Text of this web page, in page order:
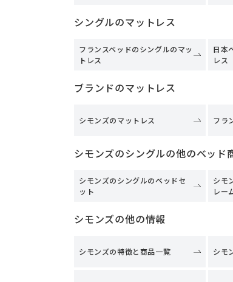
シングルのマットレス
フランスベッドのシングルのマッ
トレス
日本
レス
ブランドのマットレス
シモンズのマットレス フラ
シモンズのシングルの他のベッド
シモンズのシングルのベッドセ
ット
シモ
レー
シモンズの他の情報
シモンズの特徴と商品一覧 シモ